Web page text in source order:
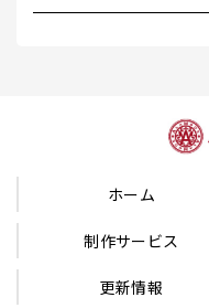
ホーム
制作サービス
更新情報